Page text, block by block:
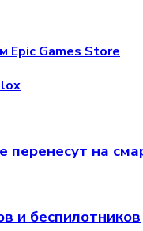
Epic Games Store
перенесут на
и беспилотников